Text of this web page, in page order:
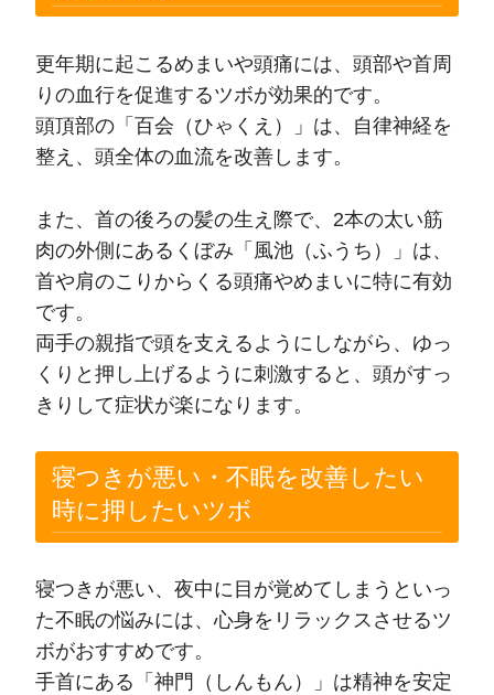
更年期に起こるめまいや頭痛には、頭部や首周
りの血行を促進するツボが効果的です。
頭頂部の「百会（ひゃくえ）」は、自律神経を
整え、頭全体の血流を改善します。
また、首の後ろの髪の生え際で、2本の太い筋
肉の外側にあるくぼみ「風池（ふうち）」は、
首や肩のこりからくる頭痛やめまいに特に有効
です。
両手の親指で頭を支えるようにしながら、ゆっ
くりと押し上げるように刺激すると、頭がすっ
きりして症状が楽になります。
寝つきが悪い・不眠を改善したい
時に押したいツボ
寝つきが悪い、夜中に目が覚めてしまうといっ
た不眠の悩みには、心身をリラックスさせるツ
ボがおすすめです。
手首にある「神門（しんもん）」は精神を安定